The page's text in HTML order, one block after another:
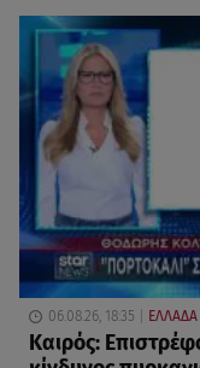
06.08.26, 18:35 ΕΛΛΑΔΑ
Καιρός: